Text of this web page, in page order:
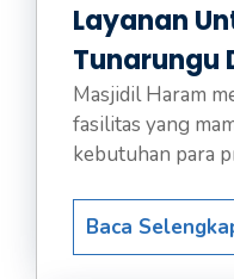
Layanan
Tunarungu
Masjidil Haram
fasilitas yang
kebutuhan para
Baca